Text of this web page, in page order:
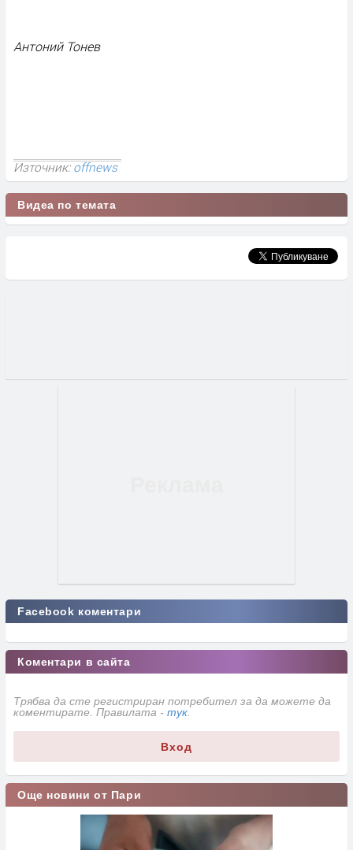
Антоний Тонев
Източник:offnews
Видеа по темата
Facebook коментари
Коментари в сайта
Трябва да сте регистриран потребител за да можете да
коментирате. Правилата - тук
Вход
Още новини от Пари